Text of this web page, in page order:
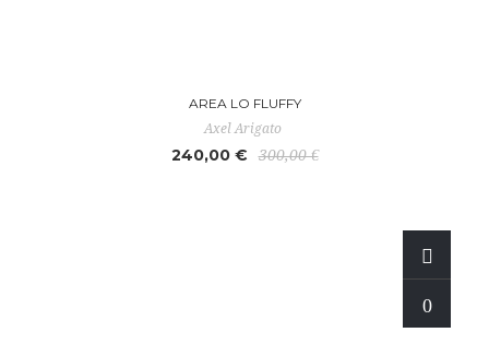
AREA LO FLUFFY
Axel Arigato
240,00 € 300,00 €